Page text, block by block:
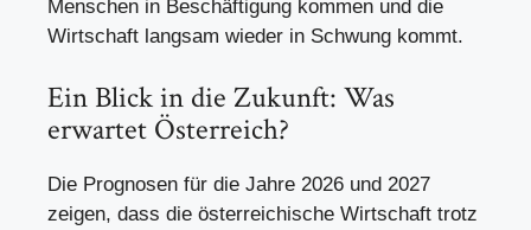
Menschen in Beschäftigung kommen und die
Wirtschaft langsam wieder in Schwung kommt.
Ein Blick in die Zukunft: Was
erwartet Österreich?
Die Prognosen für die Jahre 2026 und 2027
zeigen, dass die österreichische Wirtschaft trotz